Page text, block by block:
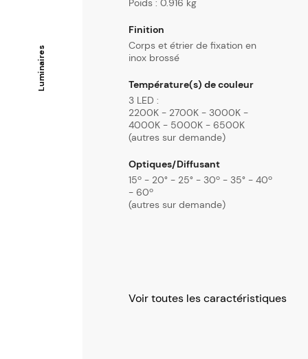
Luminaires
Poids : 0.916 kg
Finition
Corps et étrier de fixation en
inox brossé
Température(s) de couleur
3 LED :
2200K - 2700K - 3000K -
4000K - 5000K - 6500K
(autres sur demande)
Optiques/Diffusant
15º - 20° - 25° - 30º - 35° - 40º
- 60º
(autres sur demande)
Voir toutes les caractéristiques